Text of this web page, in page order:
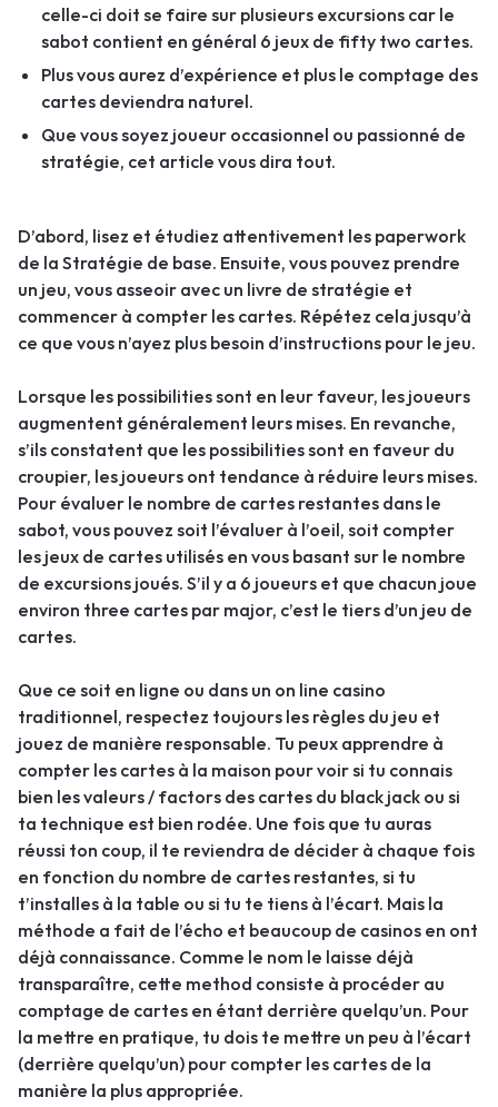
celle-ci doit se faire sur plusieurs excursions car le
sabot contient en général 6 jeux de fifty two cartes.
Plus vous aurez d’expérience et plus le comptage des
cartes deviendra naturel.
Que vous soyez joueur occasionnel ou passionné de
stratégie, cet article vous dira tout.
D’abord, lisez et étudiez attentivement les paperwork
de la Stratégie de base. Ensuite, vous pouvez prendre
un jeu, vous asseoir avec un livre de stratégie et
commencer à compter les cartes. Répétez cela jusqu’à
ce que vous n’ayez plus besoin d’instructions pour le jeu.
Lorsque les possibilities sont en leur faveur, les joueurs
augmentent généralement leurs mises. En revanche,
s’ils constatent que les possibilities sont en faveur du
croupier, les joueurs ont tendance à réduire leurs mises.
Pour évaluer le nombre de cartes restantes dans le
sabot, vous pouvez soit l’évaluer à l’oeil, soit compter
les jeux de cartes utilisés en vous basant sur le nombre
de excursions joués. S’il y a 6 joueurs et que chacun joue
environ three cartes par major, c’est le tiers d’un jeu de
cartes.
Que ce soit en ligne ou dans un on line casino
traditionnel, respectez toujours les règles du jeu et
jouez de manière responsable. Tu peux apprendre à
compter les cartes à la maison pour voir si tu connais
bien les valeurs / factors des cartes du black jack ou si
ta technique est bien rodée. Une fois que tu auras
réussi ton coup, il te reviendra de décider à chaque fois
en fonction du nombre de cartes restantes, si tu
t’installes à la table ou si tu te tiens à l’écart. Mais la
méthode a fait de l’écho et beaucoup de casinos en ont
déjà connaissance. Comme le nom le laisse déjà
transparaître, cette method consiste à procéder au
comptage de cartes en étant derrière quelqu’un. Pour
la mettre en pratique, tu dois te mettre un peu à l’écart
(derrière quelqu’un) pour compter les cartes de la
manière la plus appropriée.